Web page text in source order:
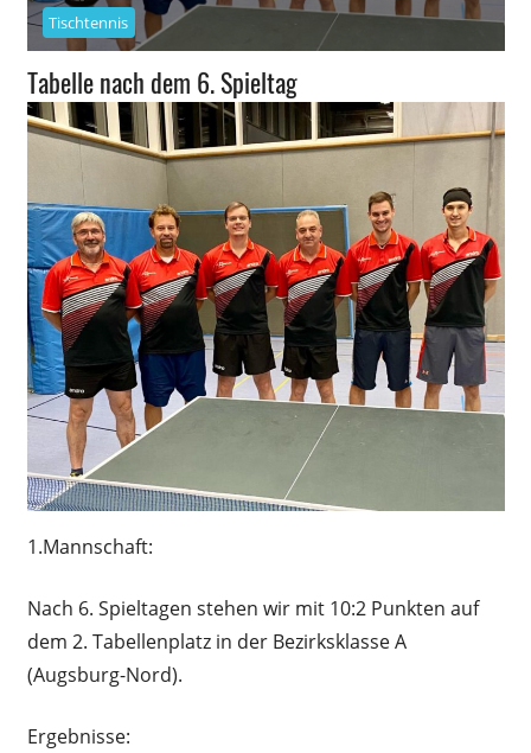
Tischtennis
Tabelle nach dem 6. Spieltag
1.Mannschaft:
Nach 6. Spieltagen stehen wir mit 10:2 Punkten auf
dem 2. Tabellenplatz in der Bezirksklasse A
(Augsburg-Nord).
Ergebnisse: